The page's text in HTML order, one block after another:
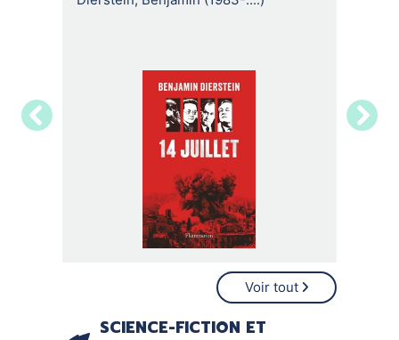
Voir tout
SCIENCE-FICTION ET